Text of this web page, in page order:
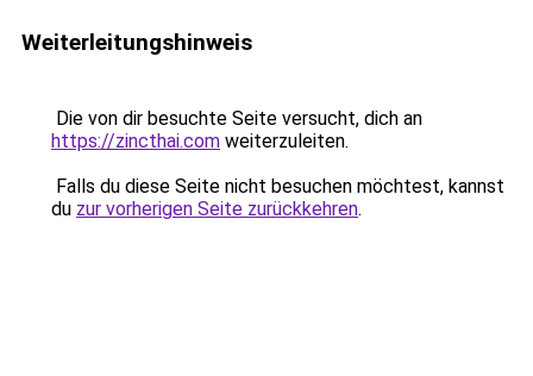
Weiterleitungshinweis
Die von dir besuchte Seite versucht, dich an
https://zincthai.com weiterzuleiten.
Falls du diese Seite nicht besuchen möchtest, kannst
du zur vorherigen Seite zurückkehren.